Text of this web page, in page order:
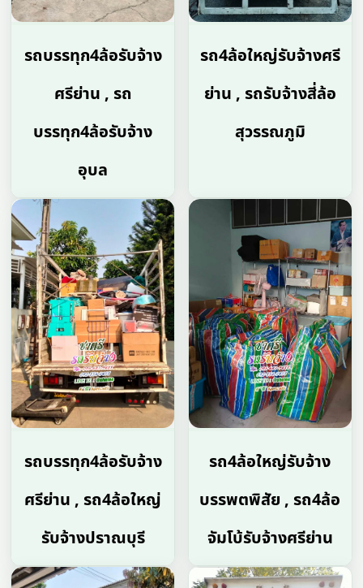
รถบรรทุก4ล้อรับจ้าง
ศรีย่าน , รถ
บรรทุก4ล้อรับจ้าง
อุบล
รถ4ล้อใหญ่รับจ้างศรี
ย่าน , รถรับจ้างสี่ล้อ
สุวรรณภูมิ
รถบรรทุก4ล้อรับจ้าง
ศรีย่าน , รถ4ล้อใหญ่
รับจ้างปราณบุรี
รถ4ล้อใหญ่รับจ้าง
บรรพตพิสัย , รถ4ล้อ
จัมโบ้รับจ้างศรีย่าน